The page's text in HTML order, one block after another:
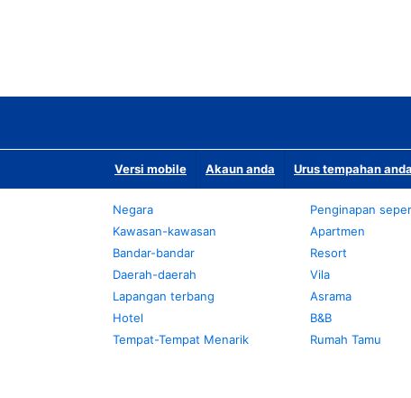
Versi mobile Akaun anda Urus tempahan
Negara
Kawasan-kawasan
Bandar-bandar
Daerah-daerah
Lapangan terbang
Hotel
Tempat-Tempat Menarik
Penginapan
Apartmen
Resort
Vila
Asrama
B&B
Rumah Tamu